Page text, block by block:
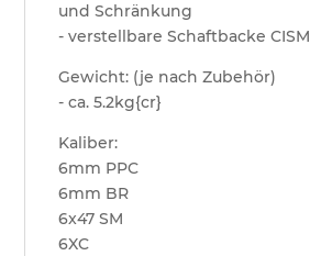
und Schränkung
- verstellbare Schaftbacke CISM
Gewicht: (je nach Zubehör)
- ca. 5.2kg{cr}
Kaliber:
6mm PPC
6mm BR
6x47 SM
6XC